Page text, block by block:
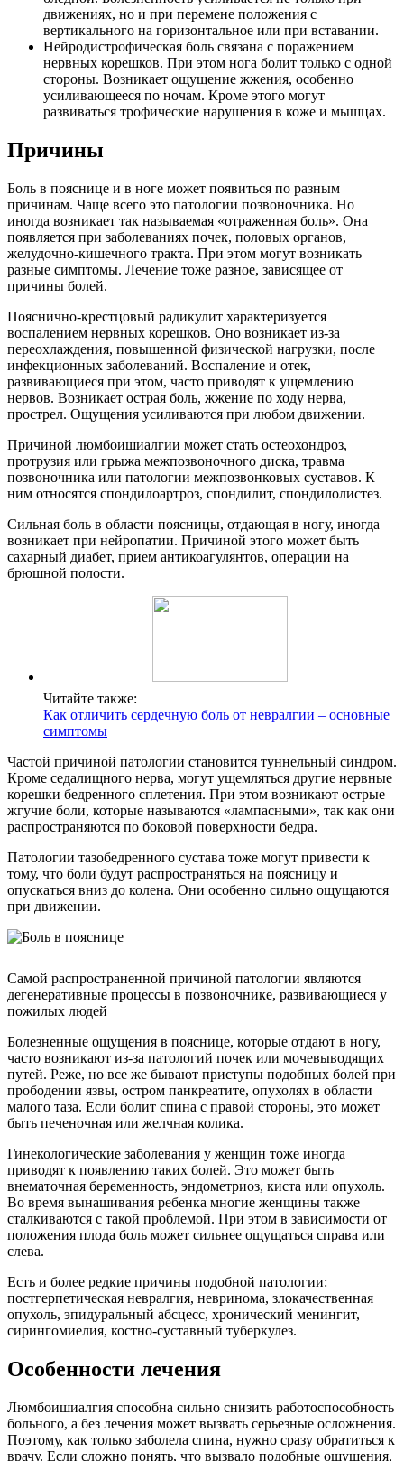
движениях, но и при перемене положения с
вертикального на горизонтальное или при вставании.
Нейродистрофическая боль связана с поражением
нервных корешков. При этом нога болит только с одной
стороны. Возникает ощущение жжения, особенно
усиливающееся по ночам. Кроме этого могут
развиваться трофические нарушения в коже и мышцах.
Причины
Боль в пояснице и в ноге может появиться по разным
причинам. Чаще всего это патологии позвоночника. Но
иногда возникает так называемая «отраженная боль». Она
появляется при заболеваниях почек, половых органов,
желудочно-кишечного тракта. При этом могут возникать
разные симптомы. Лечение тоже разное, зависящее от
причины болей.
Пояснично-крестцовый радикулит характеризуется
воспалением нервных корешков. Оно возникает из-за
переохлаждения, повышенной физической нагрузки, после
инфекционных заболеваний. Воспаление и отек,
развивающиеся при этом, часто приводят к ущемлению
нервов. Возникает острая боль, жжение по ходу нерва,
прострел. Ощущения усиливаются при любом движении.
Причиной люмбоишиалгии может стать остеохондроз,
протрузия или грыжа межпозвоночного диска, травма
позвоночника или патологии межпозвонковых суставов. К
ним относятся спондилоартроз, спондилит, спондилолистез.
Сильная боль в области поясницы, отдающая в ногу, иногда
возникает при нейропатии. Причиной этого может быть
сахарный диабет, прием антикоагулянтов, операции на
брюшной полости.
Читайте также:
Как отличить сердечную боль от невралгии – основные
симптомы
Частой причиной патологии становится туннельный синдром.
Кроме седалищного нерва, могут ущемляться другие нервные
корешки бедренного сплетения. При этом возникают острые
жгучие боли, которые называются «лампасными», так как они
распространяются по боковой поверхности бедра.
Патологии тазобедренного сустава тоже могут привести к
тому, что боли будут распространяться на поясницу и
опускаться вниз до колена. Они особенно сильно ощущаются
при движении.
Самой распространенной причиной патологии являются
дегенеративные процессы в позвоночнике, развивающиеся у
пожилых людей
Болезненные ощущения в пояснице, которые отдают в ногу,
часто возникают из-за патологий почек или мочевыводящих
путей. Реже, но все же бывают приступы подобных болей при
прободении язвы, остром панкреатите, опухолях в области
малого таза. Если болит спина с правой стороны, это может
быть печеночная или желчная колика.
Гинекологические заболевания у женщин тоже иногда
приводят к появлению таких болей. Это может быть
внематочная беременность, эндометриоз, киста или опухоль.
Во время вынашивания ребенка многие женщины также
сталкиваются с такой проблемой. При этом в зависимости от
положения плода боль может сильнее ощущаться справа или
слева.
Есть и более редкие причины подобной патологии:
постгерпетическая невралгия, невринома, злокачественная
опухоль, эпидуральный абсцесс, хронический менингит,
сирингомиелия, костно-суставный туберкулез.
Особенности лечения
Люмбоишиалгия способна сильно снизить работоспособность
больного, а без лечения может вызвать серьезные осложнения.
Поэтому, как только заболела спина, нужно сразу обратиться к
врачу. Если сложно понять, что вызвало подобные ощущения,